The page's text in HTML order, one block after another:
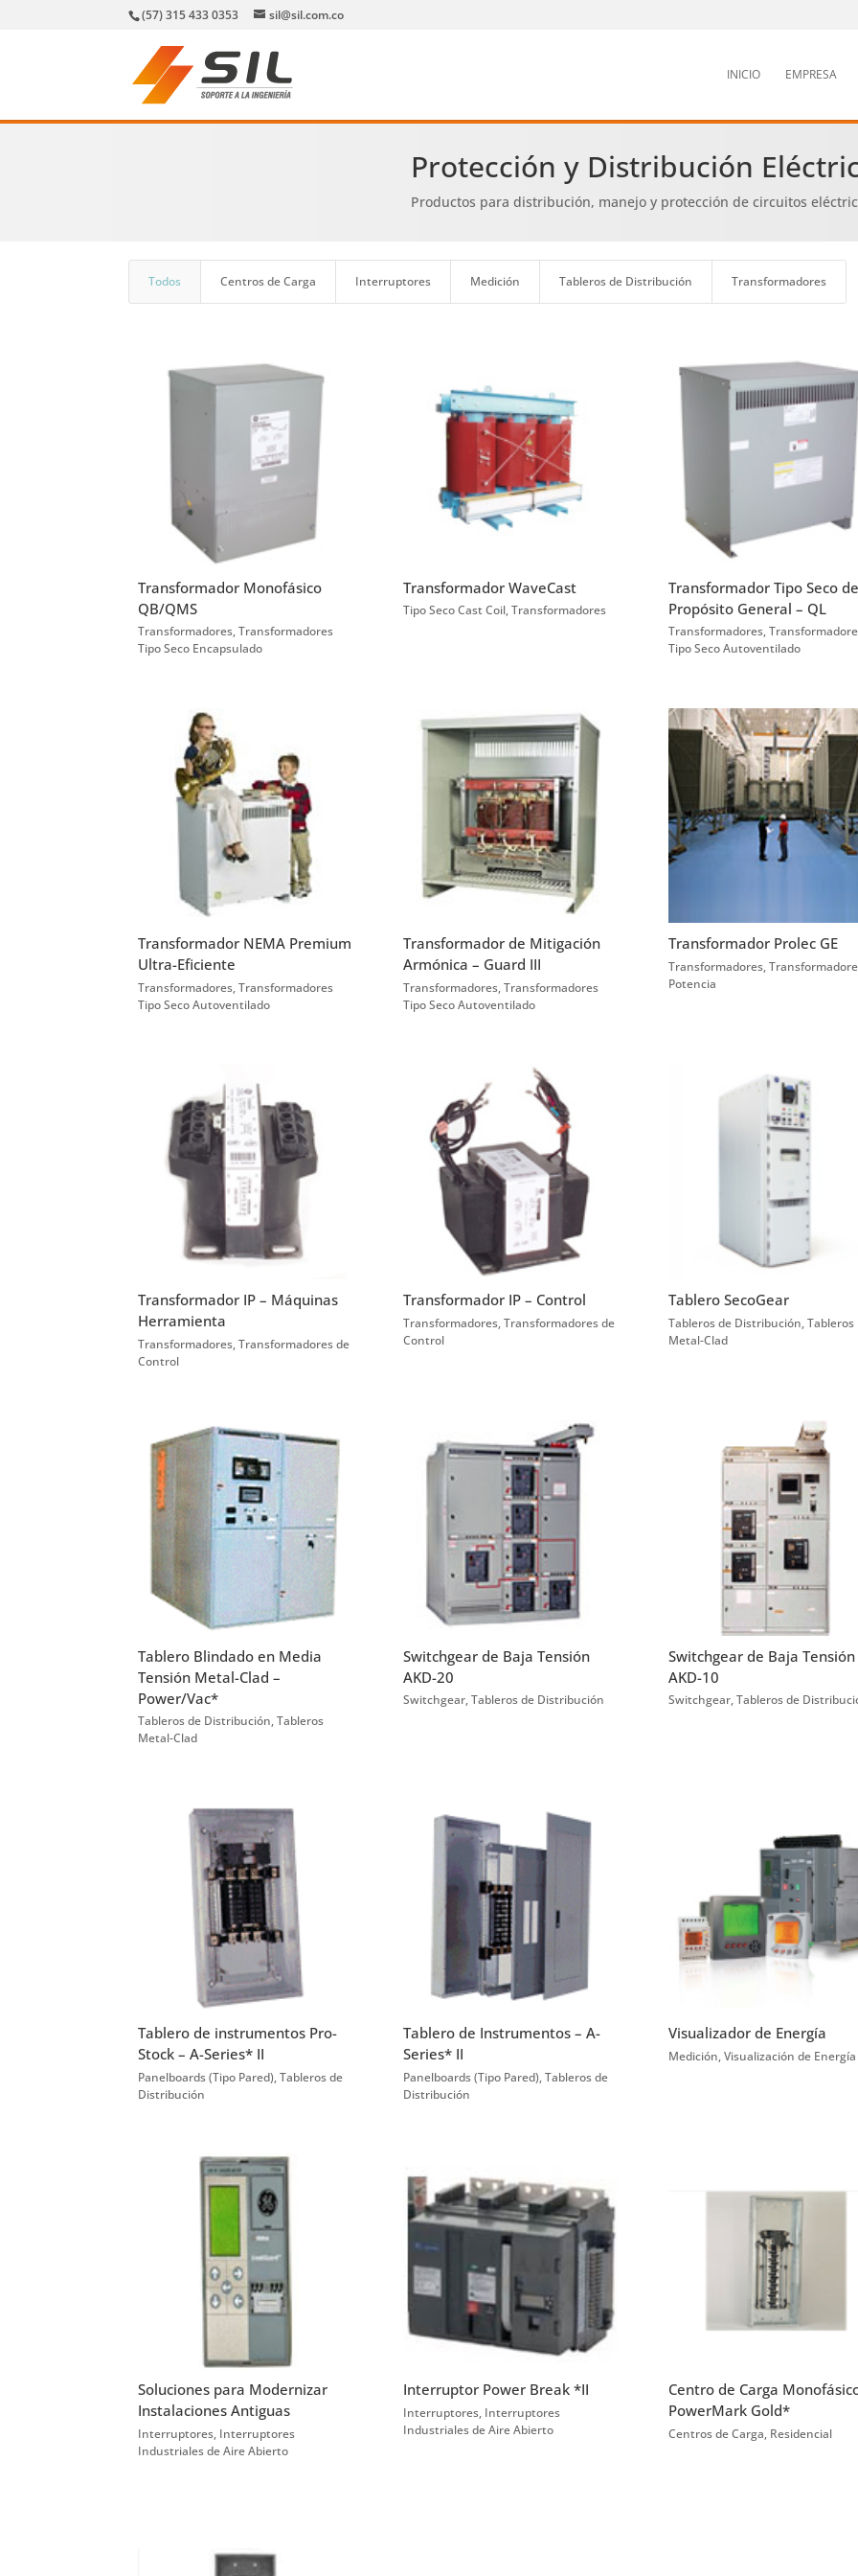
(57) 315 433 0353 sil@sil.com.co
INICIO EMPRESA
Protección y Distribución
Productos para distribución, manejo y protección de circuitos
Todos Centros de Carga Interruptores Medición Tableros de Distribución Transformadores
Transformador Monofásico
QB/QMS
Transformadores,Transformadores
Tipo Seco Encapsulado
Transformador WaveCast
Tipo Seco Cast Coil,Transformadores
Transformador Tipo Seco
Propósito General – QL
Transformadores,
Tipo Seco Autoventilado
Transformador NEMA Premium
Ultra-Eficiente
Transformadores,Transformadores
Tipo Seco Autoventilado
Transformador de Mitigación
Armónica – Guard III
Transformadores,Transformadores
Tipo Seco Autoventilado
Transformador Prolec GE
Transformadores,
Potencia
Transformador IP – Máquinas
Herramienta
Transformadores,Transformadores de
Control
Transformador IP – Control
Transformadores,Transformadores de
Control
Tablero SecoGear
Tableros de Distribución,Tableros
Metal-Clad
Tablero Blindado en Media
Tensión Metal-Clad –
Power/Vac*
Tableros de Distribución,Tableros
Metal-Clad
Switchgear de Baja Tensión
AKD-20
Switchgear,Tableros de Distribución
Switchgear de Baja Tensión
AKD-10
Switchgear,Tableros de
Tablero de instrumentos Pro-
Stock – A-Series* II
Panelboards (Tipo Pared),Tableros de
Distribución
Tablero de Instrumentos – A-
Series* II
Panelboards (Tipo Pared),Tableros de
Distribución
Visualizador de Energía
Medición,Visualización de Energía
Soluciones para Modernizar
Instalaciones Antiguas
Interruptores, Interruptores
Industriales de Aire Abierto
Interruptor Power Break *II
Interruptores, Interruptores
Industriales de Aire Abierto
Centro de Carga
PowerMark Gold*
Centros de Carga, Residencial